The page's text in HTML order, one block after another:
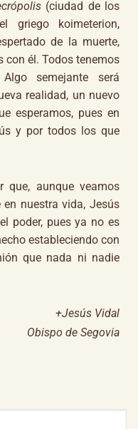
(ciudad de los
griego koimeterion,
de la muerte,
con él. Todos tenemos
semejante será
realidad, un nuevo
esperamos, pues en
y por todos los que
que, aunque veamos
nuestra vida, Jesús
poder, pues ya no es
estableciendo con
que nada ni nadie
+Jesús Vidal
Obispo de Segovia